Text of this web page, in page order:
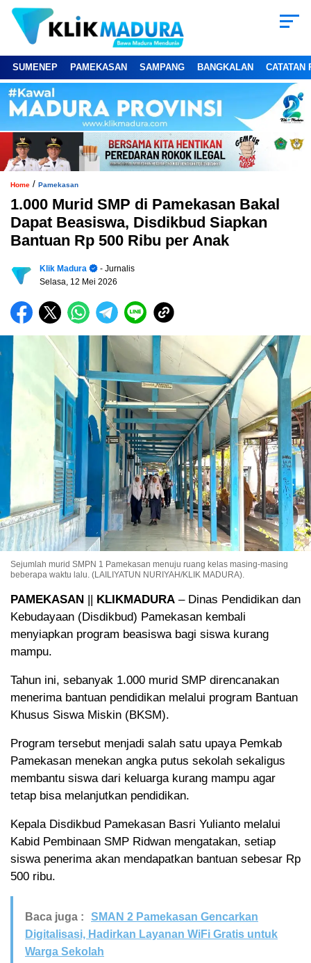
SUMENEP PAMEKASAN SAMPANG BANGKALAN CATATAN
Home / Pamekasan
1.000 Murid SMP di Pamekasan Bakal
Dapat Beasiswa, Disdikbud Siapkan
Bantuan Rp 500 Ribu per Anak
Klik Madura
- Jurnalis
Selasa, 12 Mei 2026
Sejumlah murid SMPN 1 Pamekasan menuju ruang kelas masing-masing
beberapa waktu lalu. (LAILIYATUN NURIYAH/KLIK MADURA).
PAMEKASAN KLIKMADURA – Dinas Pendidikan dan
Kebudayaan (Disdikbud) Pamekasan kembali
menyiapkan program beasiswa bagi siswa kurang
mampu.
Tahun ini, sebanyak 1.000 murid SMP direncanakan
menerima bantuan pendidikan melalui program Bantuan
Khusus Siswa Miskin (BKSM).
Program tersebut menjadi salah satu upaya Pemkab
Pamekasan menekan angka putus sekolah sekaligus
membantu siswa dari keluarga kurang mampu agar
tetap bisa melanjutkan pendidikan.
Kepala Disdikbud Pamekasan Basri Yulianto melalui
Kabid Pembinaan SMP Ridwan mengatakan, setiap
siswa penerima akan mendapatkan bantuan sebesar Rp
500 ribu.
Baca juga :
SMAN 2 Pamekasan Gencarkan
Digitalisasi, Hadirkan Layanan WiFi Gratis untuk
Warga Sekolah